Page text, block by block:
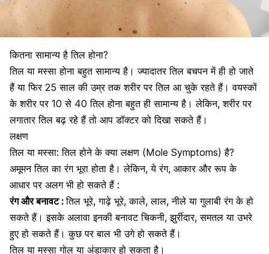
कितना सामान्य है तिल होना?
तिल या मस्सा होना बहुत सामान्य है। ज्यादातर तिल बचपन में ही हो जाते
हैं या फिर 25 साल की उम्र तक शरीर पर तिल आ चुके रहते हैं। वयस्कों
के शरीर पर 10 से 40 तिल होना बहुत ही सामान्य है। लेकिन, शरीर पर
लगातार तिल बढ़ रहे हैं तो आप डॉक्टर को दिखा सकते हैं।
लक्षण
तिल या मस्सा: तिल होने के क्या लक्षण (Mole Symptoms) है?
अमूमन तिल का रंग भूरा होता है। लेकिन, ये रंग, आकार और रूप के
आधार पर अलग भी हो सकते हैं :
रंग और बनावट :तिल भूरे, गाढ़े भूरे, काले, लाल, नीले या गुलाबी रंग के हो
सकते हैं। इसके अलावा इनकी बनावट चिकनी, झुर्रीदार, समतल या उभरे
हुए हो सकते हैं। कुछ पर बाल भी उगे हो सकते हैं।
तिल यामस्सा गोल या अंडाकार हो सकता है।